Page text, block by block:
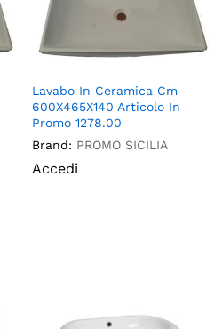
Lavabo In Ceramica Cm
600X465X140 Articolo In
Promo 1278.00
Brand: PROMO SICILIA
Accedi